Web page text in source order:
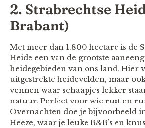
2. Strabrechtse
Brabant)
Met meer dan 1.800 hectare is de
Heide een van de grootste
heidegebieden van ons land. Hier
uitgestrekte heidevelden, maar
vennen waar schaapjes lekker
natuur. Perfect voor wie rust en
Overnachten doe je bijvoorbeeld
Heeze, waar je leuke B&B’s en